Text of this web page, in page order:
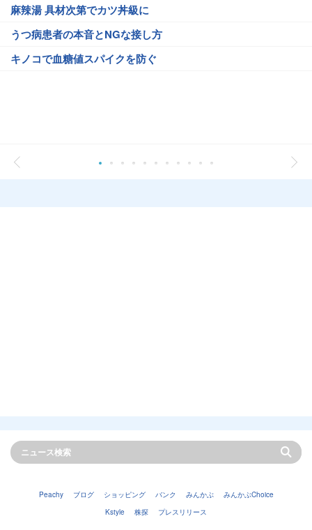
麻辣湯 具材次第でカツ丼級に
うつ病患者の本音とNGな接し方
キノコで血糖値スパイクを防ぐ
Peachy ブログ ショッピング バンク みんかぶ
みんかぶChoice
Kstyle
株探 プレスリリース